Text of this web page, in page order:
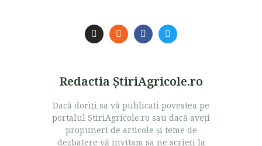
Redactia ŞtiriAgricole.ro
Dacă doriţi sa vă publicati povestea pe
portalul StiriAgricole.ro sau dacă aveţi
propuneri de articole şi teme de
dezbatere vă invitam sa ne scrieţi la